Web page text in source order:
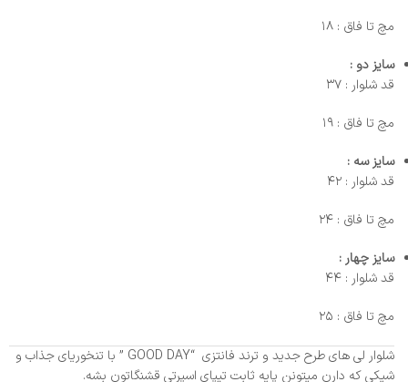
مچ تا فاق : ۱۸
سایز دو :
قد شلوار : ۳۷
مچ تا فاق : ۱۹
سایز سه :
قد شلوار : ۴۲
مچ تا فاق : ۲۴
سایز چهار :
قد شلوار : ۴۴
مچ تا فاق : ۲۵
شلوار لی های طرح جدید و ترند فانتزی “GOOD DAY ” با تنخوریای جذاب و
شیکی که دارن میتونن پایه ثابت تیپای اسپرتی قشنگاتون بشه.